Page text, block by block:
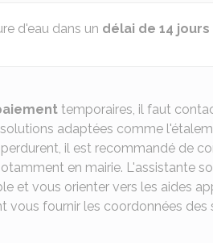
d'eau dans un délai de 14 jours
temporaires, il faut
adaptées comme
il est recommandé de
en mairie. L'assistante
et vous orienter vers les aides
vous fournir les coordonnées des